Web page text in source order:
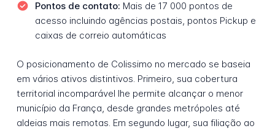
Pontos de contato: Mais de 17 000 pontos de
acesso incluindo agências postais, pontos Pickup e
caixas de correio automáticas
O posicionamento de Colissimo no mercado se baseia
em vários ativos distintivos. Primeiro, sua cobertura
territorial incomparável lhe permite alcançar o menor
município da França, desde grandes metrópoles até
aldeias mais remotas. Em segundo lugar, sua filiação ao